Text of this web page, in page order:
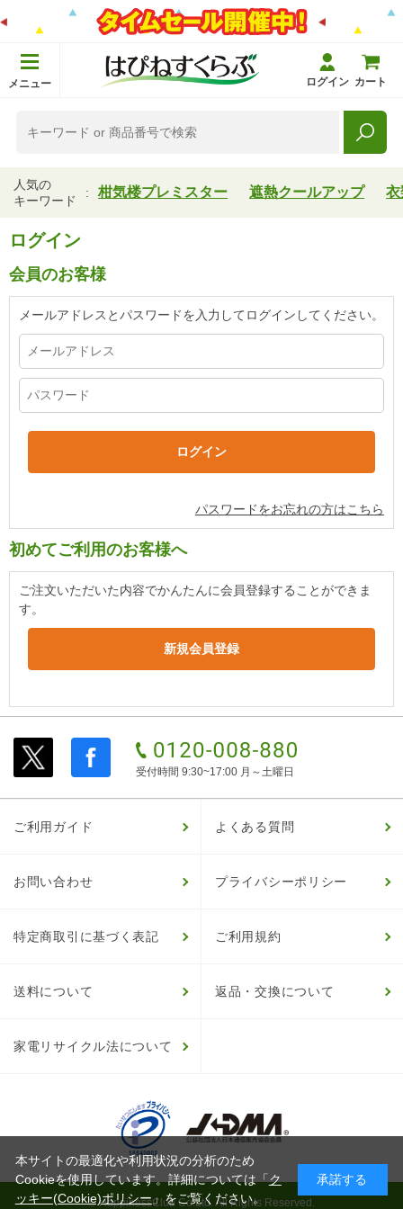
メニュー ログイン カート
人気の
キーワード
柑気楼プレミスター 遮熱クールアップ 衣
ログイン
会員のお客様
メールアドレスとパスワードを入力してログインしてください。
パスワードをお忘れの方はこちら
初めてご利用のお客様へ
ご注文いただいた内容でかんたんに会員登録することができま
す。
受付時間 9:30~17:00 月～土曜日
ご利用ガイド よくある質問
お問い合わせ プライバシーポリシー
特定商取引に基づく表記 ご利用規約
送料について 返品・交換について
家電リサイクル法について
© HappinessClub Co.Ltd. All Rights Reserved.
本サイトの最適化や利用状況の分析のため
Cookieを使用しています。詳細については「ク
ッキー(Cookie)ポリシー」をご覧ください。
承諾する